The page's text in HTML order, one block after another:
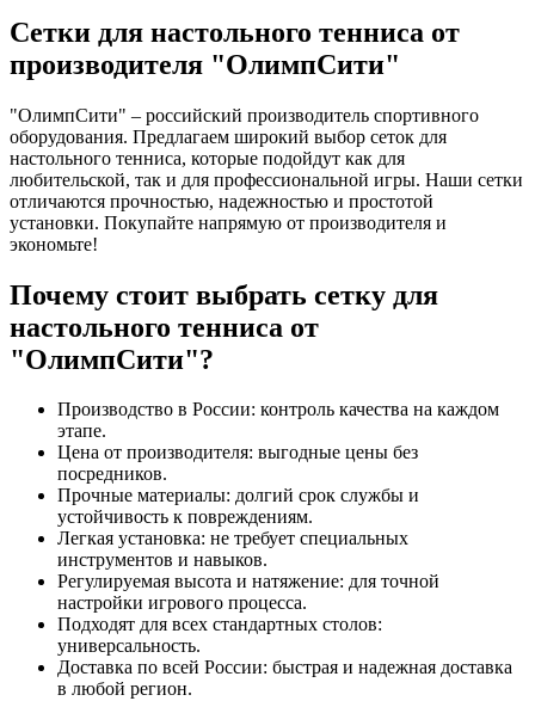
Сетки для настольного тенниса от
производителя "ОлимпСити"
"ОлимпСити" – российский производитель спортивного
оборудования. Предлагаем широкий выбор сеток для
настольного тенниса, которые подойдут как для
любительской, так и для профессиональной игры. Наши сетки
отличаются прочностью, надежностью и простотой
установки. Покупайте напрямую от производителя и
экономьте!
Почему стоит выбрать сетку для
настольного тенниса от
"ОлимпСити"?
Производство в России: контроль качества на каждом
этапе.
Цена от производителя: выгодные цены без
посредников.
Прочные материалы: долгий срок службы и
устойчивость к повреждениям.
Легкая установка: не требует специальных
инструментов и навыков.
Регулируемая высота и натяжение: для точной
настройки игрового процесса.
Подходят для всех стандартных столов:
универсальность.
Доставка по всей России: быстрая и надежная доставка
в любой регион.